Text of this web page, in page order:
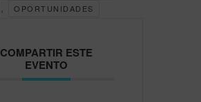
, OPORTUNIDADES
COMPARTIR ESTE
EVENTO